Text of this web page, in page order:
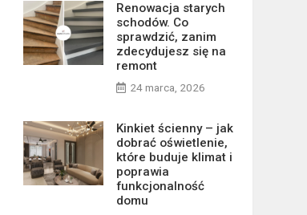
Renowacja starych
schodów. Co
sprawdzić, zanim
zdecydujesz się na
remont
24 marca, 2026
Kinkiet ścienny – jak
dobrać oświetlenie,
które buduje klimat i
poprawia
funkcjonalność
domu